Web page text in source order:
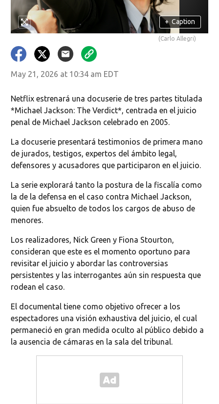
+ Caption
(Carlo Allegri)
May 21, 2026 at 10:34 am EDT
Netflix estrenará una docuserie de tres partes titulada
*Michael Jackson: The Verdict*, centrada en el juicio
penal de Michael Jackson celebrado en 2005.
La docuserie presentará testimonios de primera mano
de jurados, testigos, expertos del ámbito legal,
defensores y acusadores que participaron en el juicio.
La serie explorará tanto la postura de la fiscalía como
la de la defensa en el caso contra Michael Jackson,
quien fue absuelto de todos los cargos de abuso de
menores.
Los realizadores, Nick Green y Fiona Stourton,
consideran que este es el momento oportuno para
revisitar el juicio y abordar las controversias
persistentes y las interrogantes aún sin respuesta que
rodean el caso.
El documental tiene como objetivo ofrecer a los
espectadores una visión exhaustiva del juicio, el cual
permaneció en gran medida oculto al público debido a
la ausencia de cámaras en la sala del tribunal.